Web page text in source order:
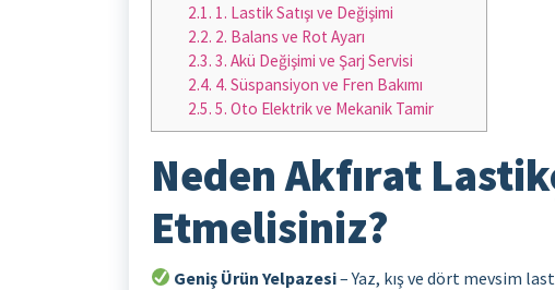
2.1. 1. Lastik Satışı ve Değişimi
2.2. 2. Balans ve Rot Ayarı
2.3. 3. Akü Değişimi ve Şarj Servisi
2.4. 4. Süspansiyon ve Fren Bakımı
2.5. 5. Oto Elektrik ve Mekanik Tamir
Neden Akfırat
Etmelisiniz?
Geniş Ürün Yelpazesi– Yaz, kış ve dört mevsim